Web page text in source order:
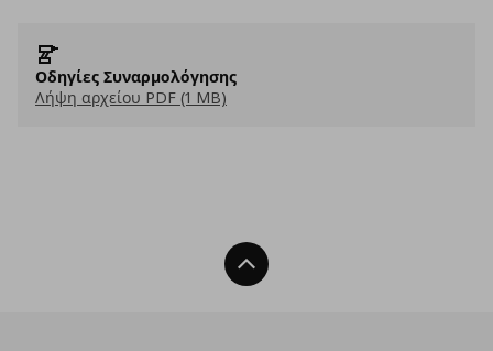
Οδηγίες Συναρμολόγησης
Λήψη αρχείου PDF (1 MB)
Back To Top